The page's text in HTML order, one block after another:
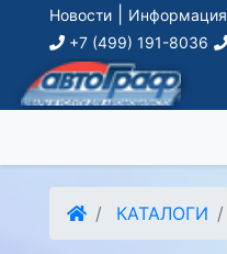
Новости Информация
+7 (499) 191-8036
КАТАЛОГИ